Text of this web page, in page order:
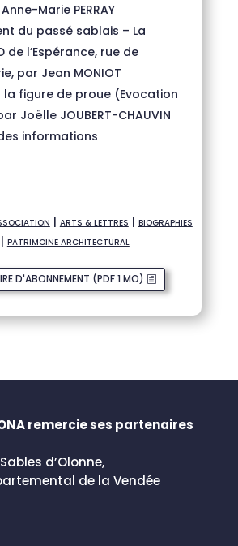
Marie PERRAY
du passé sablais – La
de l’Espérance, rue de
par Jean MONIOT
la figure de proue (Evocation
Joëlle JOUBERT-CHAUVIN
informations
| ARTS & LETTRES | BIOGRAPHIES
PATRIMOINE ARCHITECTURAL
D'ABONNEMENT (PDF 1 MO)
remercie ses partenaires
d’Olonne,
de la Vendée